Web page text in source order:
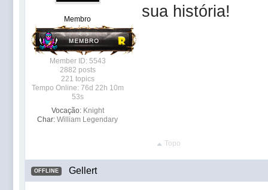
Membro
Member ID: 5543
2882 posts
221 topics
Tempo Online: 76d 22h 10m
53s
Vocação: Knight
Char: William Legendary
sua história!
Topo
OFFLINE Gellert